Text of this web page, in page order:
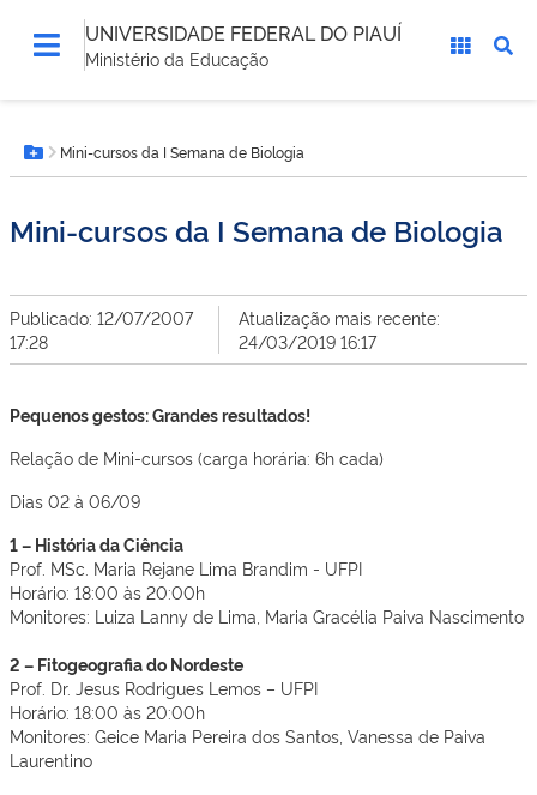
UNIVERSIDADE FEDERAL DO PIAUÍ
Ministério da Educação
está
aqui:Botão Menu
Mini-cursos da I Semana de Biologia
Mini-cursos da I Semana de Biologia
Publicado: 12/07/2007
17:28
Atualização mais recente:
24/03/2019 16:17
Pequenos gestos: Grandes resultados!
Relação de Mini-cursos (carga horária: 6h cada)
Dias 02 à 06/09
1 – História da Ciência
Prof. MSc. Maria Rejane Lima Brandim - UFPI
Horário: 18:00 às 20:00h
Monitores: Luiza Lanny de Lima, Maria Gracélia Paiva Nascimento
2 – Fitogeografia do Nordeste
Prof. Dr. Jesus Rodrigues Lemos – UFPI
Horário: 18:00 às 20:00h
Monitores: Geice Maria Pereira dos Santos, Vanessa de Paiva
Laurentino